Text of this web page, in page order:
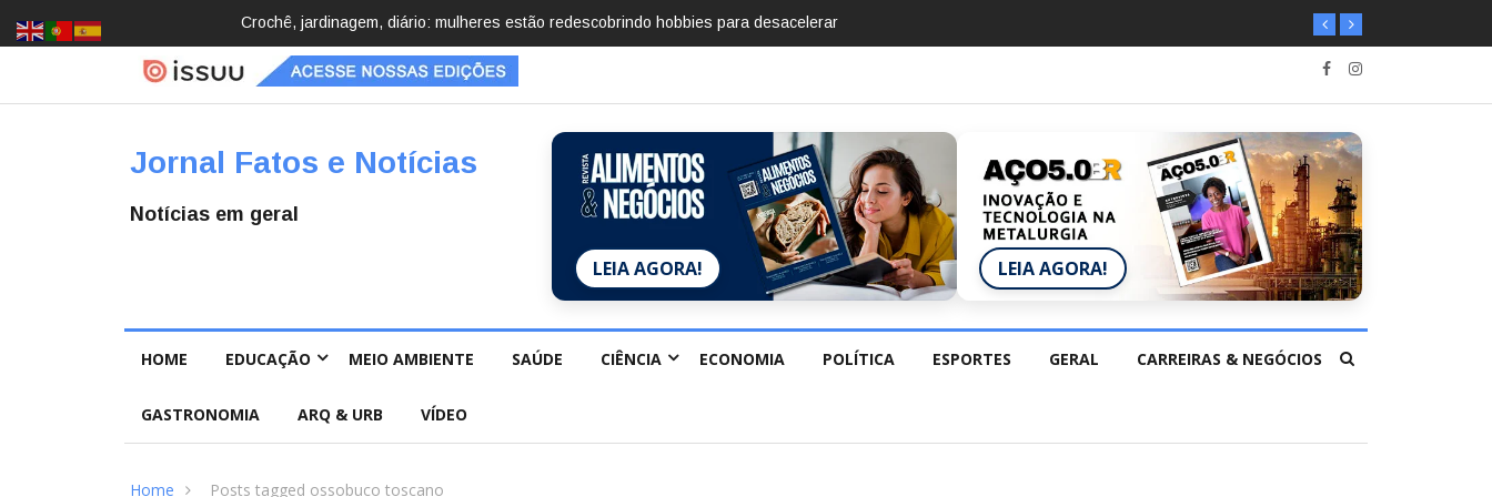
hobbies para desacelerarBrasil registra 84,2 mil desaparecimentos em 2025, diz Anuário de Segurança
Pública
Jornal Fatos e Notícias
Notícias em geral
LEIA AGORA! LEIA AGORA!
HOME EDUCAÇÃO MEIO AMBIENTE SAÚDE CIÊNCIA ECONOMIA POLÍTICA ESPORTES GERAL CARREIRAS & NEGÓCIOS
GASTRONOMIA ARQ & URB VÍDEO
Home Posts tagged ossobuco toscano